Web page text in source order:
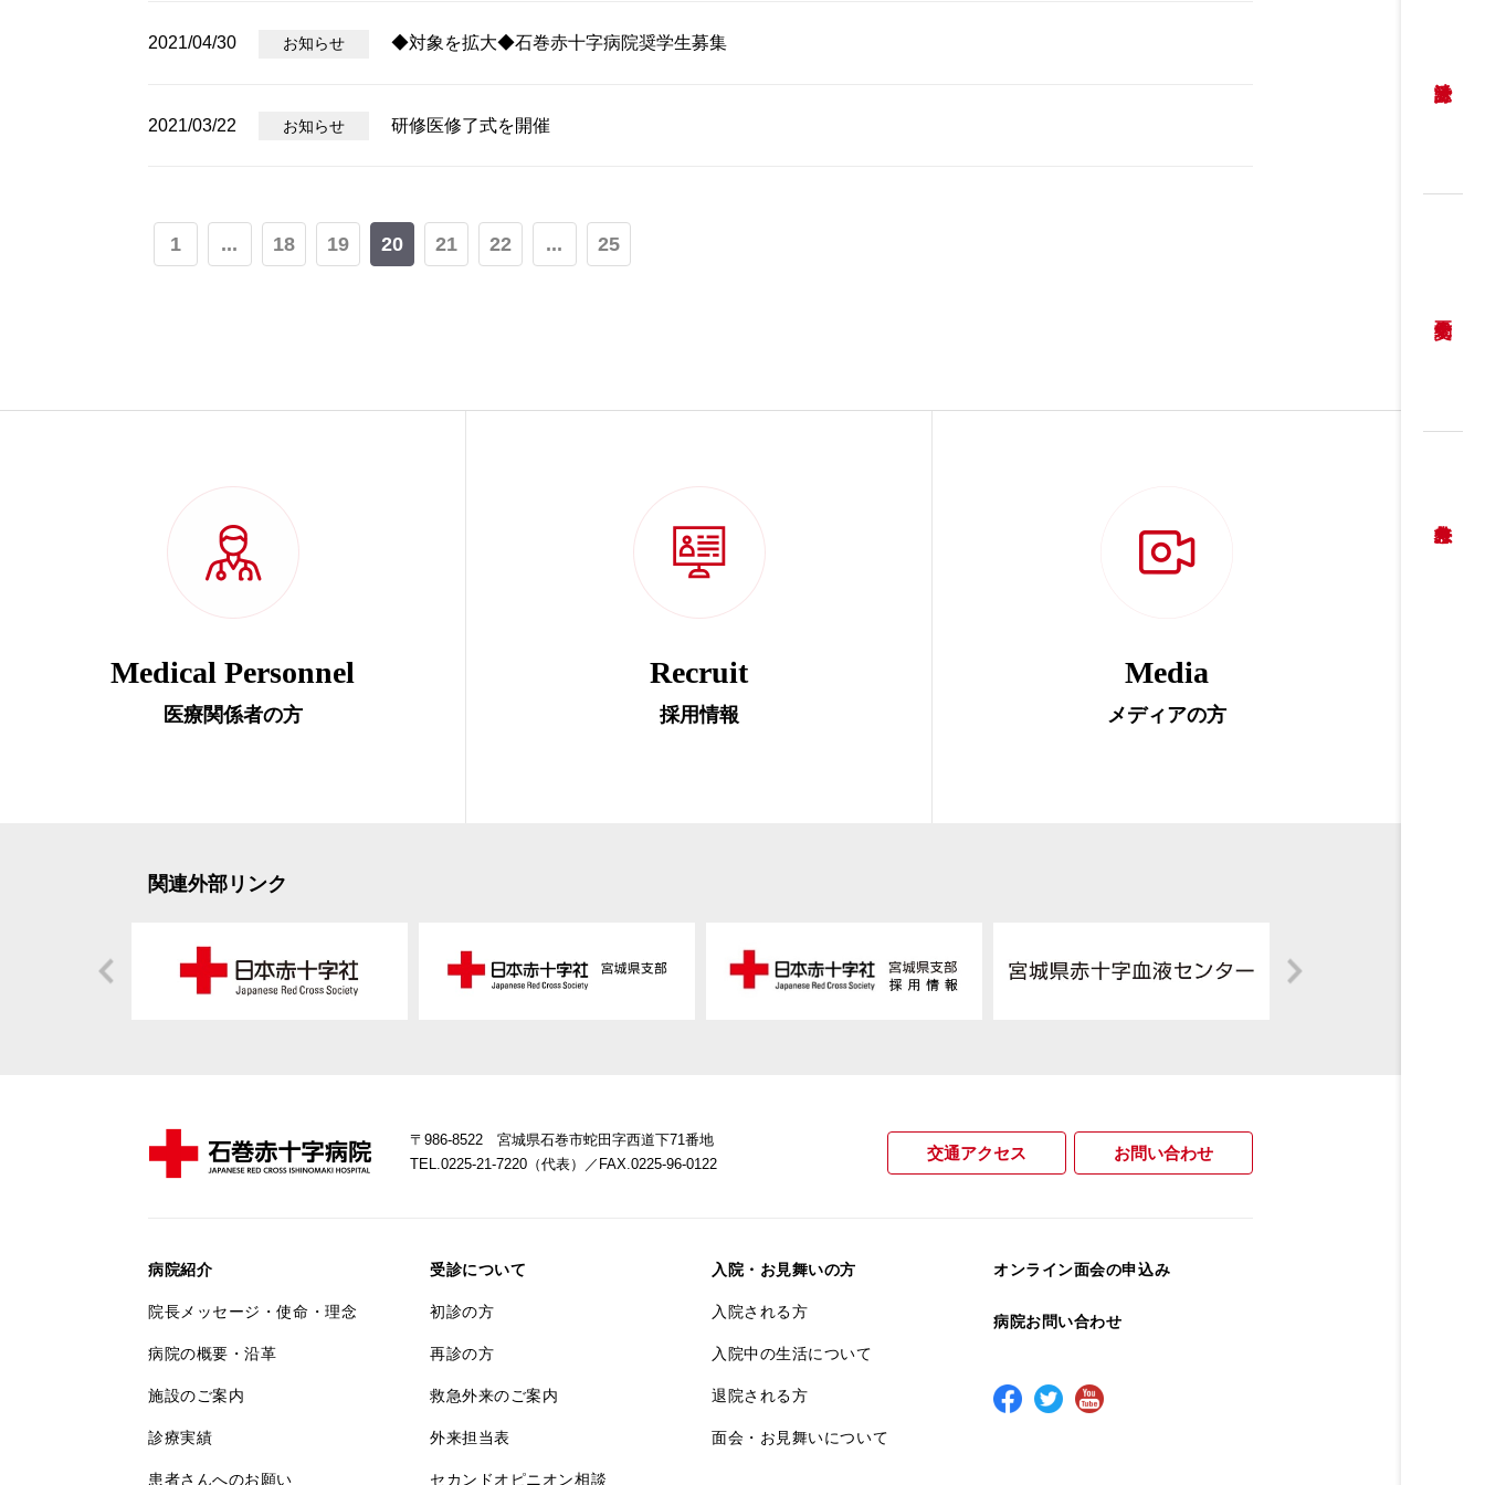
2021/04/30 お知らせ ◆対象を拡大◆石巻赤十字病院奨学生募集
2021/03/22 お知らせ 研修医修了式を開催
1 ... 18 19 20 21 22 ... 25
Medical Personnel
医療関係者の方
Recruit
採用情報
Media
メディアの方
関連外部リンク
〒986-8522 宮城県石巻市蛇田字西道下71番地
TEL.0225-21-7220（代表）
／FAX.0225-96-0122
交通アクセス お問い合わせ
病院紹介
院長メッセージ・使命・理念
病院の概要・沿革
施設のご案内
診療実績
患者さんへのお願い
受診について
初診の方
再診の方
救急外来のご案内
外来担当表
セカンドオピニオン相談
入院・お見舞いの方
入院される方
入院中の生活について
退院される方
面会・お見舞いについて
オンライン面会の申込み
病院お問い合わせ